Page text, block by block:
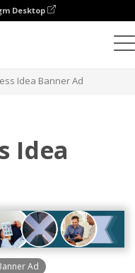
Desktop
Idea Banner Ad
Idea
Ad